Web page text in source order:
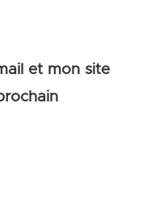
et mon site